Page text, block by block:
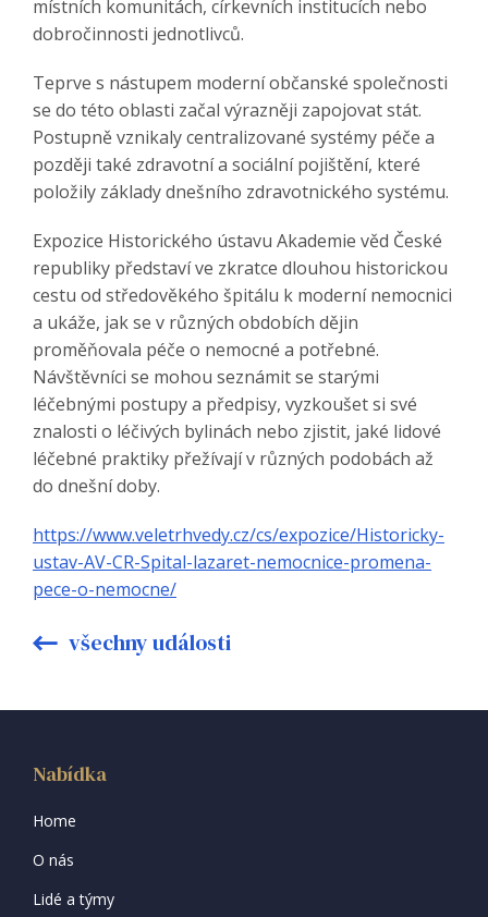
místních komunitách, církevních institucích nebo
dobročinnosti jednotlivců.
Teprve s nástupem moderní občanské společnosti
se do této oblasti začal výrazněji zapojovat stát.
Postupně vznikaly centralizované systémy péče a
později také zdravotní a sociální pojištění, které
položily základy dnešního zdravotnického systému.
Expozice Historického ústavu Akademie věd České
republiky představí ve zkratce dlouhou historickou
cestu od středověkého špitálu k moderní nemocnici
a ukáže, jak se v různých obdobích dějin
proměňovala péče o nemocné a potřebné.
Návštěvníci se mohou seznámit se starými
léčebnými postupy a předpisy, vyzkoušet si své
znalosti o léčivých bylinách nebo zjistit, jaké lidové
léčebné praktiky přežívají v různých podobách až
do dnešní doby.
https://www.veletrhvedy.cz/cs/expozice/Historicky-
ustav-AV-CR-Spital-lazaret-nemocnice-promena-
pece-o-nemocne/
všechny události
Nabídka
Home
O nás
Lidé a týmy